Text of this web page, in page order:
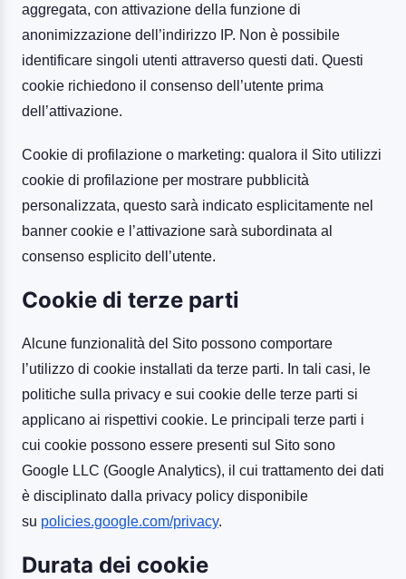
aggregata, con attivazione della funzione di
anonimizzazione dell’indirizzo IP. Non è possibile
identificare singoli utenti attraverso questi dati. Questi
cookie richiedono il consenso dell’utente prima
dell’attivazione.
Cookie di profilazione o marketing: qualora il Sito utilizzi
cookie di profilazione per mostrare pubblicità
personalizzata, questo sarà indicato esplicitamente nel
banner cookie e l’attivazione sarà subordinata al
consenso esplicito dell’utente.
Cookie di terze parti
Alcune funzionalità del Sito possono comportare
l’utilizzo di cookie installati da terze parti. In tali casi, le
politiche sulla privacy e sui cookie delle terze parti si
applicano ai rispettivi cookie. Le principali terze parti i
cui cookie possono essere presenti sul Sito sono
Google LLC (Google Analytics), il cui trattamento dei dati
è disciplinato dalla privacy policy disponibile
su policies.google.com/privacy.
Durata dei cookie